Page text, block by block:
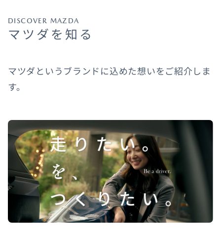
DISCOVER MAZDA
マツダを知る
マツダというブランドに込めた想いをご紹介しま
す。